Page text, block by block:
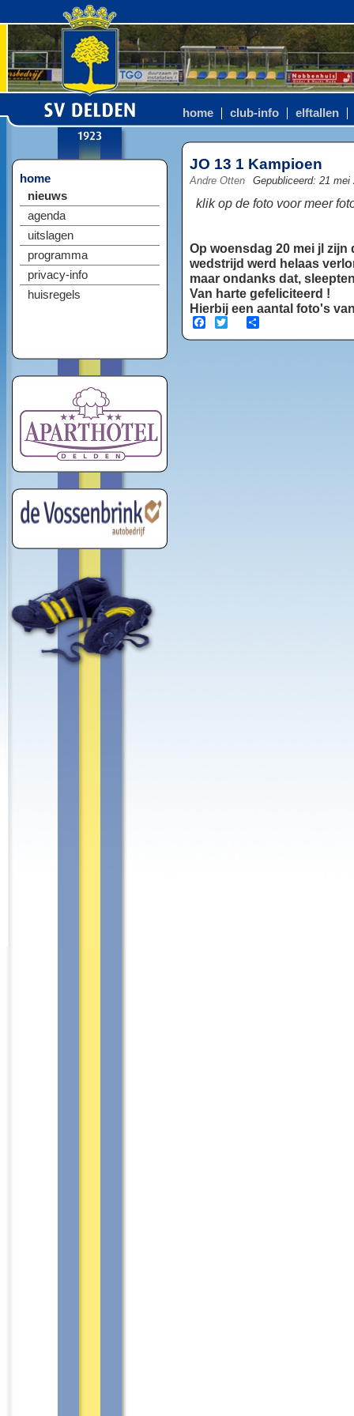
home club-info elftallen
home
nieuws
agenda
uitslagen
programma
privacy-info
huisregels
JO 13 1 Kampioen
Andre Otten Gepubliceerd: 21 mei
klik op de foto voor meer
Op woensdag 20 mei jl zijn
wedstrijd werd helaas
maar ondanks dat,
Van harte gefeliciteerd !
Hierbij een aantal foto's